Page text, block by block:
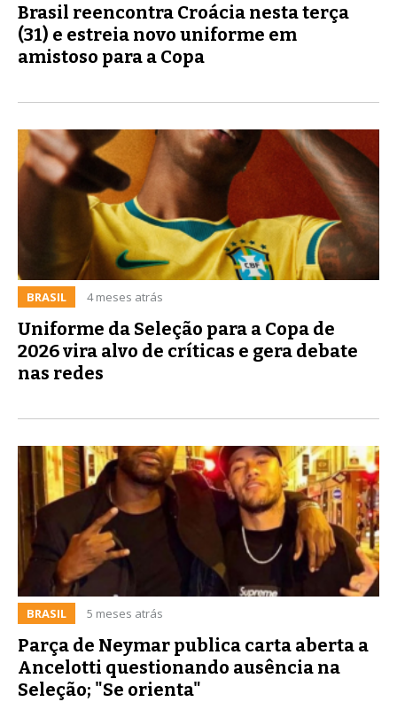
Brasil reencontra Croácia nesta terça
(31) e estreia novo uniforme em
amistoso para a Copa
BRASIL 4 meses atrás
Uniforme da Seleção para a Copa de
2026 vira alvo de críticas e gera debate
nas redes
BRASIL 5 meses atrás
Parça de Neymar publica carta aberta a
Ancelotti questionando ausência na
Seleção; "Se orienta"